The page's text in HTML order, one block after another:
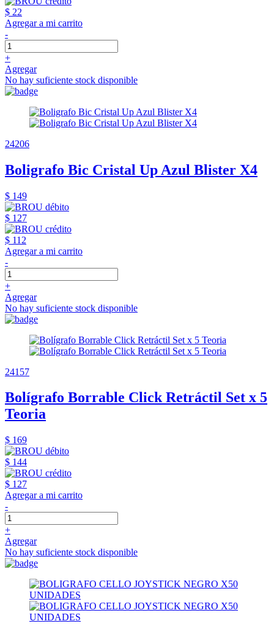
$ 22
Agregar a mi carrito
-
+
Agregar
No hay suficiente stock disponible
24206
Boligrafo Bic Cristal Up Azul Blister X4
$ 149
$ 127
$ 112
Agregar a mi carrito
-
+
Agregar
No hay suficiente stock disponible
24157
Bolígrafo Borrable Click Retráctil Set x 5
Teoria
$ 169
$ 144
$ 127
Agregar a mi carrito
-
+
Agregar
No hay suficiente stock disponible